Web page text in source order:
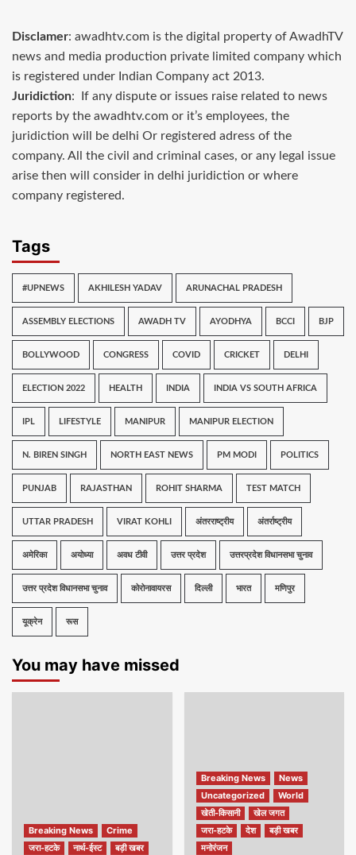
Disclamer: awadhtv.com is the digital property of AwadhTV
news and media production private limited company which
is registered under Indian Company act 2013.
Juridiction: If any dispute or issues raise related to news
reports by the awadhtv.com or it’s employees, the
juridiction will be delhi Or registered adress of the
company. All the civil and criminal cases, or any legal issue
arise then will consider in delhi juridiction or where
company registered.
Tags
#UPNEWS AKHILESH YADAV ARUNACHAL PRADESH
ASSEMBLY ELECTIONS AWADH TV AYODHYA BCCI BJP
BOLLYWOOD CONGRESS COVID CRICKET DELHI
ELECTION 2022 HEALTH INDIA INDIA VS SOUTH AFRICA
IPL LIFESTYLE MANIPUR MANIPUR ELECTION
N. BIREN SINGH NORTH EAST NEWS PM MODI POLITICS
PUNJAB RAJASTHAN ROHIT SHARMA TEST MATCH
UTTAR PRADESH VIRAT KOHLI अंतरराष्ट्रीय अंतर्राष्ट्रीय
अमेरिका अयोध्या अवध टीवी उत्तर प्रदेश उत्तरप्रदेश विधानसभा चुनाव
उत्तर प्रदेश विधानसभा चुनाव कोरोनावायरस दिल्ली भारत मणिपुर
यूक्रेन रूस
You may have missed
Breaking News
Crime
जरा-हटके
नार्थ-ईस्ट बड़ी खबर
Breaking News
News
Uncategorized
World
खेती-किसानी
खेल जगत
जरा-हटके
देश
बड़ी खबर
मनोरंजन